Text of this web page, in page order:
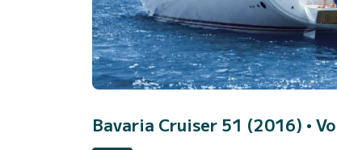
Bavaria Cruiser 51 (2016) •